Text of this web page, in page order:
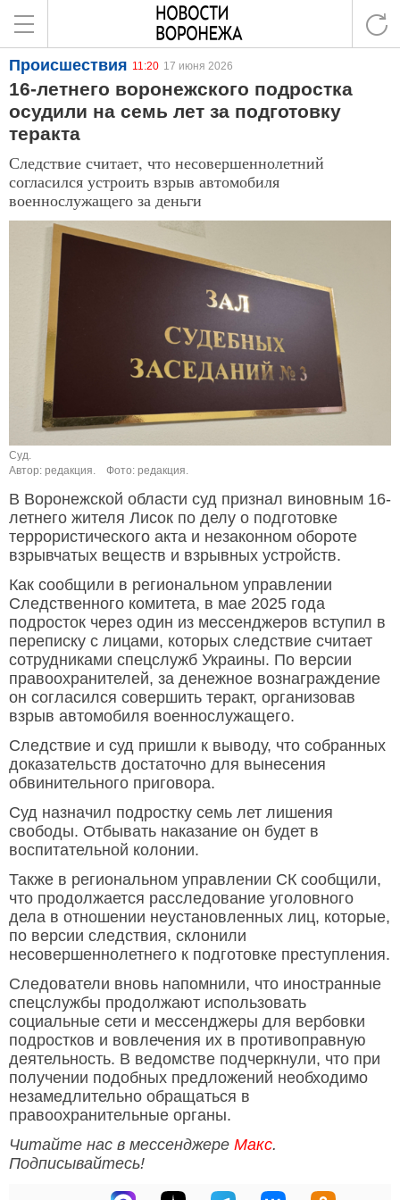
Происшествия 11:20 17 июня 2026
16-летнего воронежского подростка
осудили на семь лет за подготовку
теракта
Следствие считает, что несовершеннолетний
согласился устроить взрыв автомобиля
военнослужащего за деньги
Суд.
Автор: редакция.
Фото: редакция.
В Воронежской области суд признал виновным 16-
летнего жителя Лисок по делу о подготовке
террористического акта и незаконном обороте
взрывчатых веществ и взрывных устройств.
Как сообщили в региональном управлении
Следственного комитета, в мае 2025 года
подросток через один из мессенджеров вступил в
переписку с лицами, которых следствие считает
сотрудниками спецслужб Украины. По версии
правоохранителей, за денежное вознаграждение
он согласился совершить теракт, организовав
взрыв автомобиля военнослужащего.
Следствие и суд пришли к выводу, что собранных
доказательств достаточно для вынесения
обвинительного приговора.
Суд назначил подростку семь лет лишения
свободы. Отбывать наказание он будет в
воспитательной колонии.
Также в региональном управлении СК сообщили,
что продолжается расследование уголовного
дела в отношении неустановленных лиц, которые,
по версии следствия, склонили
несовершеннолетнего к подготовке преступления.
Следователи вновь напомнили, что иностранные
спецслужбы продолжают использовать
социальные сети и мессенджеры для вербовки
подростков и вовлечения их в противоправную
деятельность. В ведомстве подчеркнули, что при
получении подобных предложений необходимо
незамедлительно обращаться в
правоохранительные органы.
Читайте нас в мессенджере Макс.
Подписывайтесь!